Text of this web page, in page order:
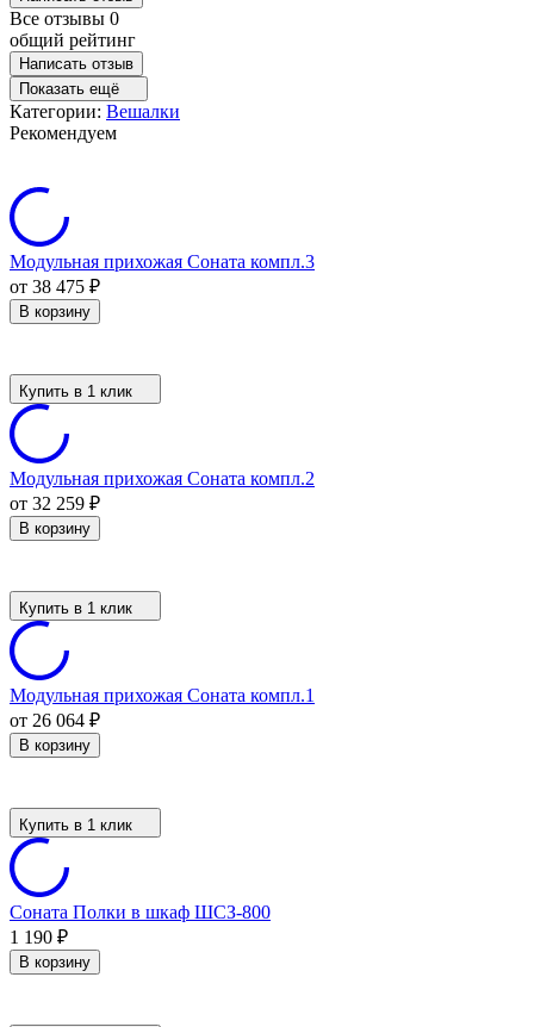
Все отзывы 0
общий рейтинг
Написать отзыв
Показать ещё
Категории: Вешалки
Рекомендуем
Модульная прихожая Соната компл.3
от 38 475 ₽
В корзину
Купить в 1 клик
Модульная прихожая Соната компл.2
от 32 259 ₽
В корзину
Купить в 1 клик
Модульная прихожая Соната компл.1
от 26 064 ₽
В корзину
Купить в 1 клик
Соната Полки в шкаф ШСЗ-800
1 190 ₽
В корзину